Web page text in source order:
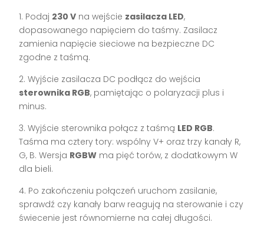
1. Podaj 230 V na wejście zasilacza LED,
dopasowanego napięciem do taśmy. Zasilacz
zamienia napięcie sieciowe na bezpieczne DC
zgodne z taśmą.
2. Wyjście zasilacza DC podłącz do wejścia
sterownika RGB, pamiętając o polaryzacji plus i
minus.
3. Wyjście sterownika połącz z taśmą LED RGB.
Taśma ma cztery tory: wspólny V+ oraz trzy kanały R,
G, B. Wersja RGBW ma pięć torów, z dodatkowym W
dla bieli.
4. Po zakończeniu połączeń uruchom zasilanie,
sprawdź czy kanały barw reagują na sterowanie i czy
świecenie jest równomierne na całej długości.